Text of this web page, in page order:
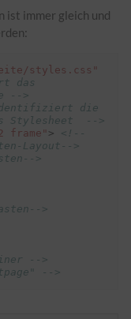
ist immer gleich und
styles.css"
das
-->
die
Stylesheet  -->
frame" >
<!--
Layout-->
>
>
-->
-->